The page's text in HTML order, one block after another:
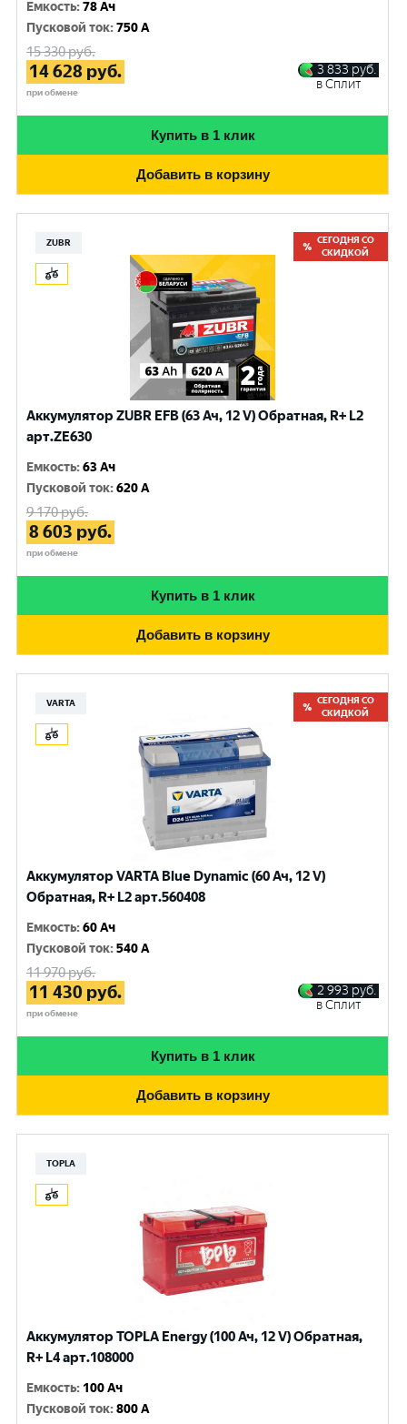
Емкость:78 Ач
Пусковой ток:750 A
15 330руб.
14 628 руб.
при обмене
3 833 руб.
в Сплит
Купить в 1 клик
Добавить в корзину
ZUBR
СЕГОДНЯ СО
СКИДКОЙ
Аккумулятор ZUBR EFB (63 Ач, 12 V) Обратная, R+ L2
арт.ZE630
Емкость:63 Ач
Пусковой ток:620 A
9 170руб.
8 603 руб.
при обмене
Купить в 1 клик
Добавить в корзину
VARTA
СЕГОДНЯ СО
СКИДКОЙ
Аккумулятор VARTA Blue Dynamic (60 Ач, 12 V)
Обратная, R+ L2 арт.560408
Емкость:60 Ач
Пусковой ток:540 A
11 970руб.
11 430 руб.
при обмене
2 993 руб.
в Сплит
Купить в 1 клик
Добавить в корзину
TOPLA
Аккумулятор TOPLA Energy (100 Ач, 12 V) Обратная,
R+ L4 арт.108000
Емкость: 100 Ач
Пусковой ток:800 A